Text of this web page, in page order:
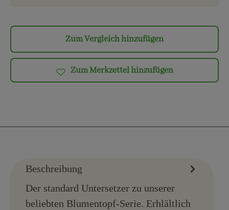
Zum Vergleich hinzufügen
Zum Merkzettel hinzufügen
Beschreibung
Der standard Untersetzer zu unserer
beliebten Blumentopf-Serie. Erhlältlich